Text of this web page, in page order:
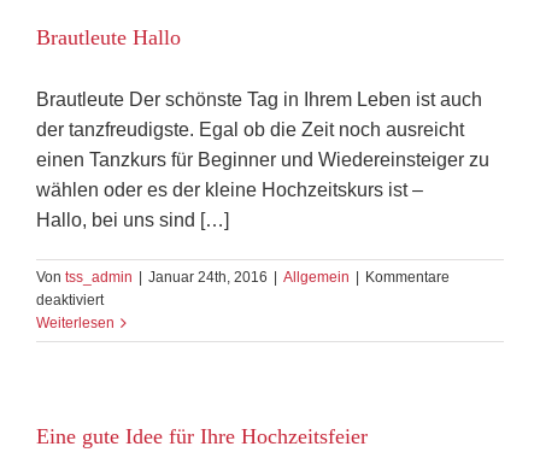
Brautleute Hallo
Brautleute Der schönste Tag in Ihrem Leben ist auch
der tanzfreudigste. Egal ob die Zeit noch ausreicht
einen Tanzkurs für Beginner und Wiedereinsteiger zu
wählen oder es der kleine Hochzeitskurs ist –
Hallo, bei uns sind […]
Von tss_admin Januar 24th, 2016 Allgemein
Kommentare
deaktiviertfür
Brautleute
Hallo
Weiterlesen
Eine gute Idee für Ihre Hochzeitsfeier